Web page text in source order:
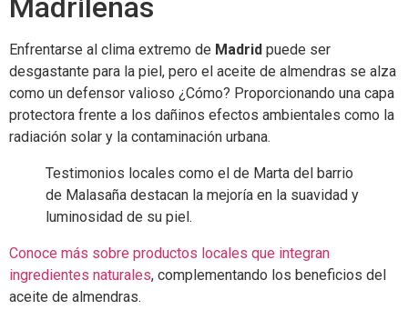
Madrileñas
Enfrentarse al clima extremo de Madrid puede ser
desgastante para la piel, pero el aceite de almendras se alza
como un defensor valioso ¿Cómo? Proporcionando una capa
protectora frente a los dañinos efectos ambientales como la
radiación solar y la contaminación urbana.
Testimonios locales como el de Marta del barrio
de Malasaña destacan la mejoría en la suavidad y
luminosidad de su piel.
Conoce más sobre productos locales que integran
ingredientes naturales, complementando los beneficios del
aceite de almendras.